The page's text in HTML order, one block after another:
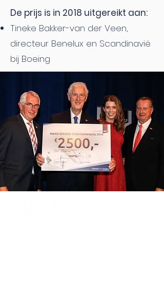
De prijs is in 2018 uitgereikt aan:
Tineke Bakker-van der Veen,
directeur Benelux en Scandinavië
bij Boeing